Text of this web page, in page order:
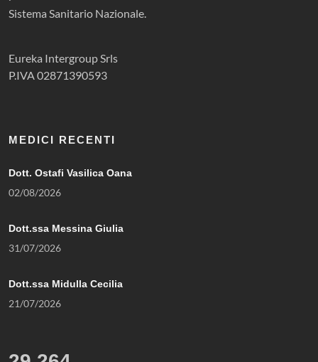
Sistema Sanitario Nazionale.
Eureka Intergroup Srls
P.IVA 02871390593
MEDICI RECENTI
Dott. Ostafi Vasilica Oana
02/08/2026
Dott.ssa Messina Giulia
31/07/2026
Dott.ssa Midulla Cecilia
21/07/2026